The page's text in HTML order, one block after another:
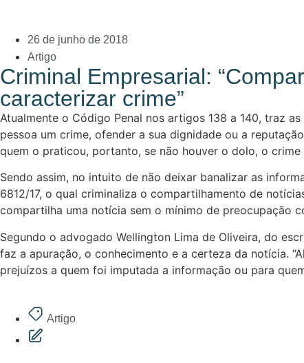
26 de junho de 2018
Artigo
Criminal Empresarial:
caracterizar crime”
Atualmente o Código Penal nos artigos 138 a 140, traz
pessoa um crime, ofender a sua dignidade ou a
quem o praticou, portanto, se não houver o dolo, o
Sendo assim, no intuito de não deixar banalizar as
6812/17, o qual criminaliza o compartilhamento de
compartilha uma notícia sem o mínimo de preocupação
Segundo o advogado Wellington Lima de Oliveira, do
faz a apuração, o conhecimento e a certeza da notícia.
prejuízos a quem foi imputada a informação ou para
Artigo